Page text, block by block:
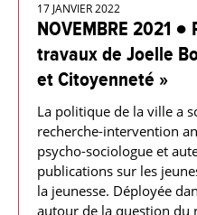
17 JANVIER 2022
NOVEMBRE 2021
travaux de Joelle
et Citoyenneté »
La politique de la ville a
recherche-intervention
psycho-sociologue et
publications sur les
la jeunesse. Déployée
autour de la question du